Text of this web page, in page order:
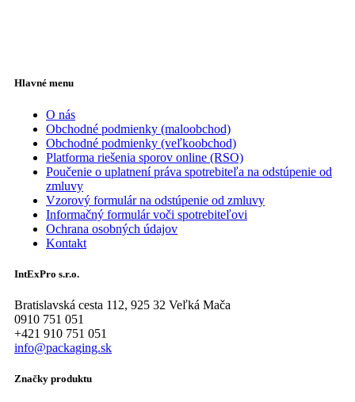
Hlavné menu
O nás
Obchodné podmienky (maloobchod)
Obchodné podmienky (veľkoobchod)
Platforma riešenia sporov online (RSO)
Poučenie o uplatnení práva spotrebiteľa na odstúpenie od
zmluvy
Vzorový formulár na odstúpenie od zmluvy
Informačný formulár voči spotrebiteľovi
Ochrana osobných údajov
Kontakt
IntExPro s.r.o.
Bratislavská cesta 112, 925 32 Veľká Mača
0910 751 051
+421 910 751 051
info@packaging.sk
Značky produktu